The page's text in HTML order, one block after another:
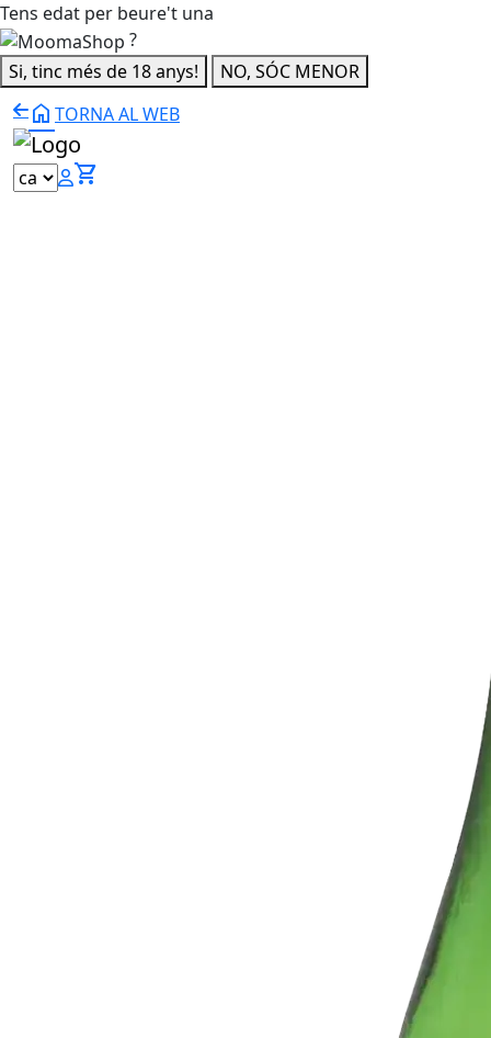
Tens edat per beure't una
?
Si, tinc més de 18 anys!
NO, SÓC MENOR
home TORNA AL WEB
shopping_cart